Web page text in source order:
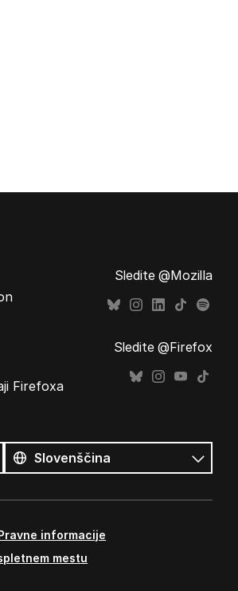
Firefoxa
Sledite @Mozilla
Sledite @Firefox
jeziki
Jezik
informacije
mestu